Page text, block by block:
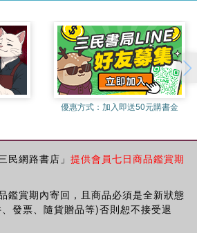
優惠方式： 加入即送50元購書金
民網路書店」 提供會員七日商品鑑賞期
鑑賞期內寄回，且商品必須是全新狀態
發票、隨貨贈品等)否則恕不接受退